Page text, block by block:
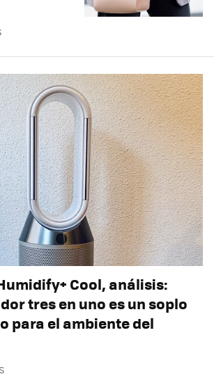
Cool, análisis:
tres en uno es un soplo
para el ambiente del